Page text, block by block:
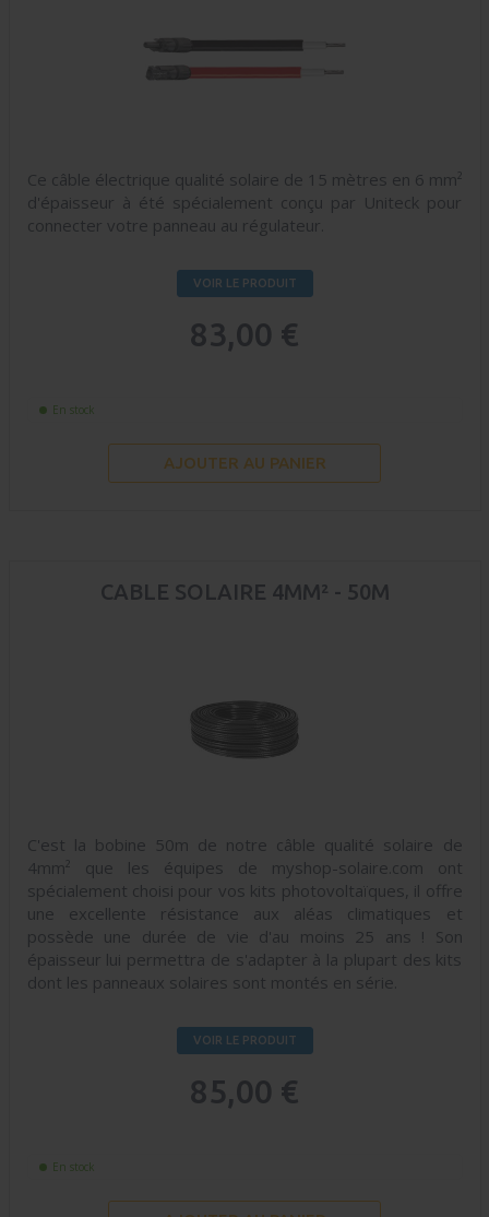
Ce câble électrique qualité solaire de 15 mètres en 6 mm²
d'épaisseur à été spécialement conçu par Uniteck pour
connecter votre panneau au régulateur.
VOIR LE PRODUIT
83,00 €
En stock
AJOUTER AU PANIER
CABLE SOLAIRE 4MM² - 50M
C'est la bobine 50m de notre câble qualité solaire de
4mm² que les équipes de myshop-solaire.com ont
spécialement choisi pour vos kits photovoltaïques, il offre
une excellente résistance aux aléas climatiques et
possède une durée de vie d'au moins 25 ans ! Son
épaisseur lui permettra de s'adapter à la plupart des kits
dont les panneaux solaires sont montés en série.
VOIR LE PRODUIT
85,00 €
En stock